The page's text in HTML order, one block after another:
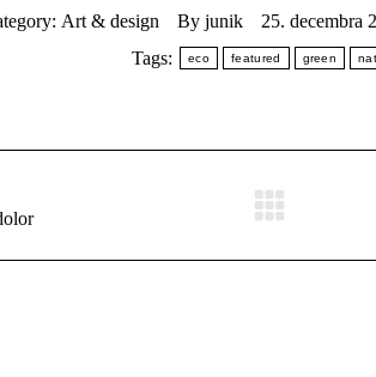
Art & design By junik 25. decembra
Tags:
eco featured green